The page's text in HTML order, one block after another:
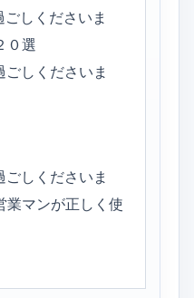
ごしくださいま
０選
ごしくださいま
ごしくださいま
業マンが正しく使